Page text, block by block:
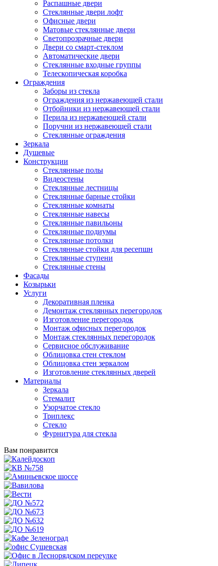
Распашные двери
Стеклянные двери лофт
Офисные двери
Матовые стеклянные двери
Светопрозрачные двери
Двери со смарт-стеклом
Автоматические двери
Стеклянные входные группы
Телескопическая коробка
Ограждения
Заборы из стекла
Ограждения из нержавеющей стали
Отбойники из нержавеющей стали
Перила из нержавеющей стали
Поручни из нержавеющей стали
Стеклянные ограждения
Зеркала
Душевые
Конструкции
Стеклянные полы
Видеостены
Стеклянные лестницы
Стеклянные барные стойки
Стеклянные комнаты
Стеклянные навесы
Стеклянные павильоны
Стеклянные подиумы
Стеклянные потолки
Стеклянные стойки для ресепшн
Стеклянные ступени
Стеклянные стены
Фасады
Козырьки
Услуги
Декоративная пленка
Демонтаж стеклянных перегородок
Изготовление перегородок
Монтаж офисных перегородок
Монтаж стеклянных перегородок
Сервисное обслуживание
Облицовка стен стеклом
Облицовка стен зеркалом
Изготовление стеклянных дверей
Материалы
Зеркала
Стемалит
Узорчатое стекло
Триплекс
Стекло
Фурнитура для стекла
Вам понравится